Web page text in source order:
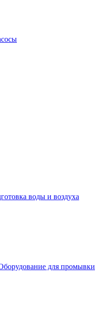
воды и воздуха
для промывки